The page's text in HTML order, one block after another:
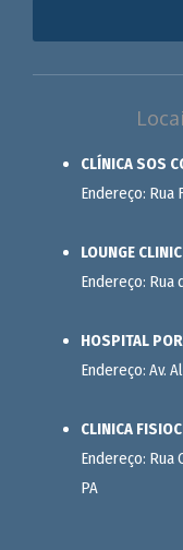
CLÍNICA SOS
Endereço: Rua
LOUNGE
Endereço: Rua
HOSPITAL
Endereço: Av.
CLINICA
Endereço: Rua
PA